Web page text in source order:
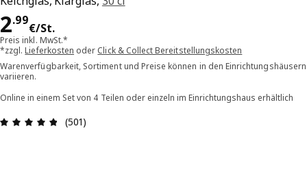
2.99
€/St.
Preis 2.99€/St.
Preis inkl. MwSt.*
*zzgl.Lieferkosten oder Click & Collect Bereitstellungskosten
Warenverfügbarkeit, Sortiment und Preise können in den Einrichtungshäusern
variieren.
Online in einem Set von 4 Teilen oder einzeln im Einrichtungshaus erhältlich
Bewertung: 4.8 von 5 Sterne Alle Bewertungen:
(501)